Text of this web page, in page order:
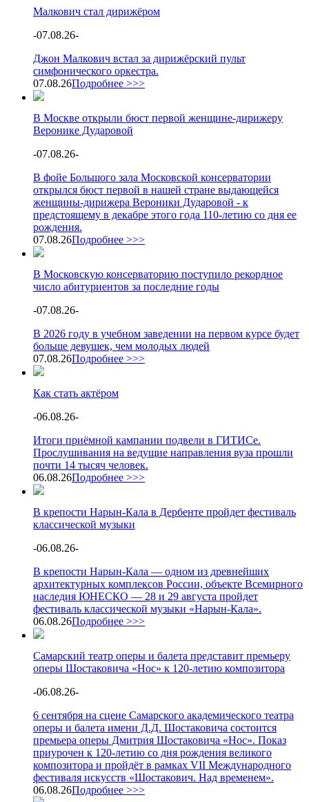
Малкович стал дирижёром
-07.08.26-
Джон Малкович встал за дирижёрский пульт
симфонического оркестра.
07.08.26Подробнее >>>
В Москве открыли бюст первой женщине-дирижеру
Веронике Дударовой
-07.08.26-
В фойе Большого зала Московской консерватории
открылся бюст первой в нашей стране выдающейся
женщины-дирижера Вероники Дударовой - к
предстоящему в декабре этого года 110-летию со дня ее
рождения.
07.08.26Подробнее >>>
В Московскую консерваторию поступило рекордное
число абитуриентов за последние годы
-07.08.26-
В 2026 году в учебном заведении на первом курсе будет
больше девушек, чем молодых людей
07.08.26Подробнее >>>
Как стать актёром
-06.08.26-
Итоги приёмной кампании подвели в ГИТИСе.
Прослушивания на ведущие направления вуза прошли
почти 14 тысяч человек.
06.08.26Подробнее >>>
В крепости Нарын-Кала в Дербенте пройдет фестиваль
классической музыки
-06.08.26-
В крепости Нарын-Кала — одном из древнейших
архитектурных комплексов России, объекте Всемирного
наследия ЮНЕСКО — 28 и 29 августа пройдет
фестиваль классической музыки «Нарын-Кала».
06.08.26Подробнее >>>
Самарский театр оперы и балета представит премьеру
оперы Шостаковича «Нос» к 120-летию композитора
-06.08.26-
6 сентября на сцене Самарского академического театра
оперы и балета имени Д.Д. Шостаковича состоится
премьера оперы Дмитрия Шостаковича «Нос». Показ
приурочен к 120-летию со дня рождения великого
композитора и пройдёт в рамках VII Международного
фестиваля искусств «Шостакович. Над временем».
06.08.26Подробнее >>>